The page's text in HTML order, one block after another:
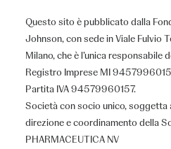
Questo sito è pubblicato dalla
Johnson, con sede in Viale Fulvio
Milano, che è l’unica responsabile
Registro Imprese MI
Partita IVA 94579960157.
Società con socio unico, soggetta
direzione e coordinamento della
PHARMACEUTICA NV